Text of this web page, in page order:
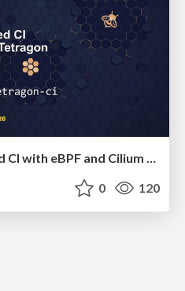
Detecting Compromised CI with eBPF and Cilium Tetragon
0 120